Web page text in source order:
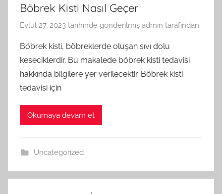
Böbrek Kisti Nasıl Geçer
Eylül 27, 2023 tarihinde gönderilmiş admin tarafından
Böbrek kisti, böbreklerde oluşan sıvı dolu
keseciklerdir. Bu makalede böbrek kisti tedavisi
hakkında bilgilere yer verilecektir. Böbrek kisti
tedavisi için
Okumaya devam et
Uncategorized